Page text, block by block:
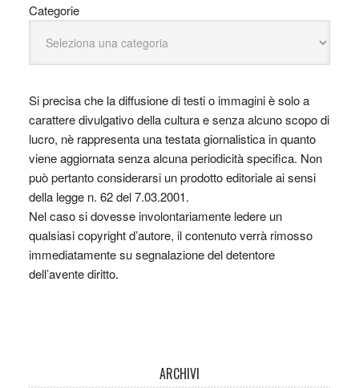
Categorie
Si precisa che la diffusione di testi o immagini è solo a
carattere divulgativo della cultura e senza alcuno scopo di
lucro, nè rappresenta una testata giornalistica in quanto
viene aggiornata senza alcuna periodicità specifica. Non
può pertanto considerarsi un prodotto editoriale ai sensi
della legge n. 62 del 7.03.2001.
Nel caso si dovesse involontariamente ledere un
qualsiasi copyright d’autore, il contenuto verrà rimosso
immediatamente su segnalazione del detentore
dell’avente diritto.
ARCHIVI